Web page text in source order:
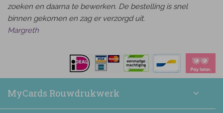
zoeken en daarna te bewerken. De bestelling is snel
binnen gekomen en zag er verzorgd uit.
Margreth
MyCards Rouwdrukwerk